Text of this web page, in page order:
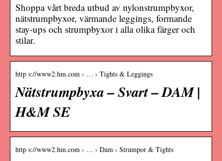
Shoppa vårt breda utbud av nylonstrumpbyxor,
nätstrumpbyxor, värmande leggings, formande
stay-ups och strumpbyxor i alla olika färger och
stilar.
http s://www2.hm.com › … › Tights & Leggings
Nätstrumpbyxa – Svart – DAM |
H&M SE
http s://www2.hm.com › … › Dam › Strumpor & Tights